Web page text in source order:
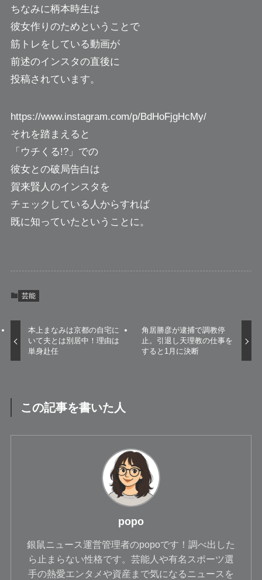
ちなみに柄本時生は
彼女作りのためということで
筋トレをしている動画が
前述のインスタの直後に
投稿されています。
https://www.instagram.com/p/BdHoFjgHcMy/
それを踏まえると
「ウチくる!?」での
彼女との破局告白は
賀来賢人のインスタを
チェックしている人からすれば
既に知っていたということに。
芸能
本上まなみは京都の自宅に
いて夫とは別居中！理由は
単身赴任
角居勝彦が逮捕で調教停
止。引退し天理教の仕事を
すると1月に決断
この記事を書いた人
popo
銀鼠ニュース運営管理者のpopoです！調べ出した
ら止まらない性格です。芸能人や有名スポーツ選
手の熱愛エンタメや資産まで気になるニュースを